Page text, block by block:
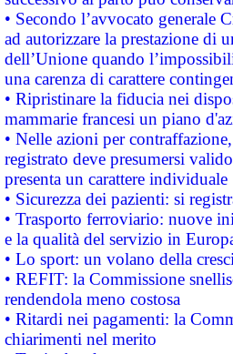
• Secondo l’avvocato
ad autorizzare la prestazione di
dell’Unione quando
una carenza di carattere
• Ripristinare la fiducia nei
mammarie francesi un piano
• Nelle azioni per
registrato deve presumersi
presenta un carattere individuale
• Sicurezza dei pazienti: si
• Trasporto ferroviario: nuove
e la qualità del servizio in
• Lo sport: un volano della
• REFIT: la Commissione
rendendola meno costosa
• Ritardi nei pagamenti: la
chiarimenti nel merito